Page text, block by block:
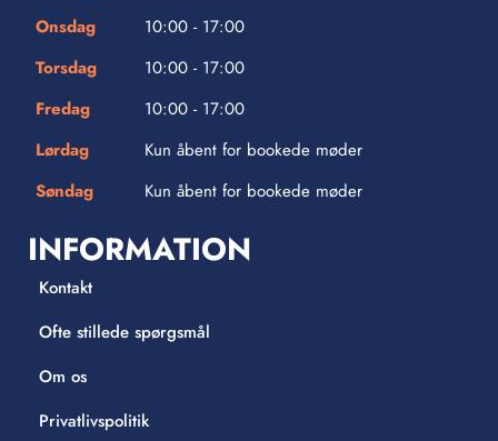
Onsdag
10:00 - 17:00
Torsdag
10:00 - 17:00
Fredag
10:00 - 17:00
Lørdag
Kun åbent for bookede møder
Søndag
Kun åbent for bookede møder
INFORMATION
Kontakt
Ofte stillede spørgsmål
Om os
Privatlivspolitik